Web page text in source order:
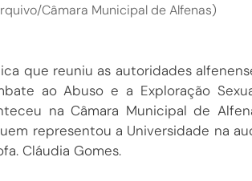
Câmara Municipal de Alfenas)
que reuniu as autoridades
ao Abuso e a Exploração
na Câmara Municipal de
representou a Universidade na
Cláudia Gomes.